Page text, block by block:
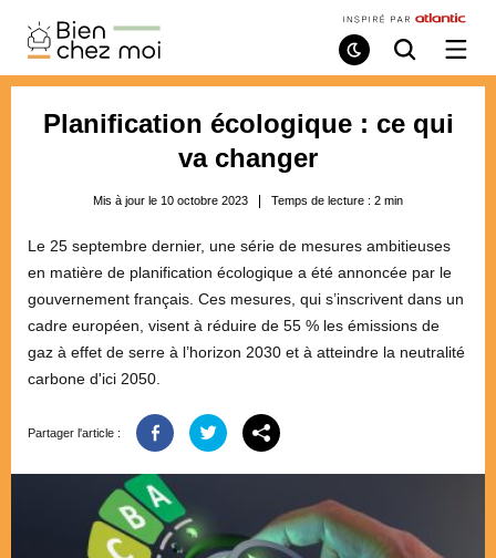
Bien
Chez
Moi
Mode
de
Recherche
/
Planification écologique : ce qui
va changer
Mis à jour le 10 octobre 2023 Temps de lecture : 2 min
Le 25 septembre dernier, une série de mesures ambitieuses
en matière de planification écologique a été annoncée par le
gouvernement français. Ces mesures, qui s’inscrivent dans un
cadre européen, visent à réduire de 55 % les émissions de
gaz à effet de serre à l’horizon 2030 et à atteindre la neutralité
carbone d'ici 2050.
Partager l'article :